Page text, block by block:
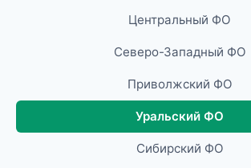
Центральный ФО
Северо-Западный ФО
Приволжский ФО
Уральский ФО
Сибирский ФО